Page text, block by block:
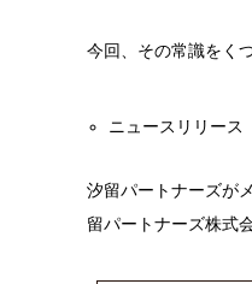
今回、その常識をく
ニュースリリース
汐留パートナーズが
留パートナーズ株式